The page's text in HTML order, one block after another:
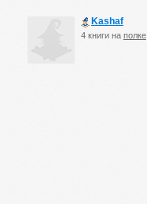
Kashaf
4 книги на полке